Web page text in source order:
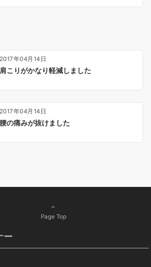
2017年04月14日
肩こりがかなり軽減しました
2017年04月14日
腰の痛みが抜けました
Page Top
ー